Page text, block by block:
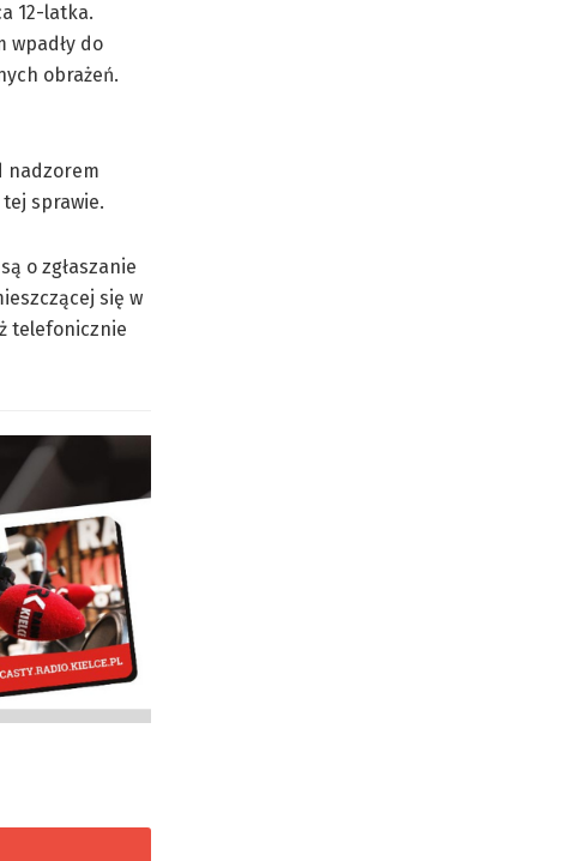
12-latka.
wpadły do
obrażeń.
nadzorem
sprawie.
o zgłaszanie
się w
telefonicznie